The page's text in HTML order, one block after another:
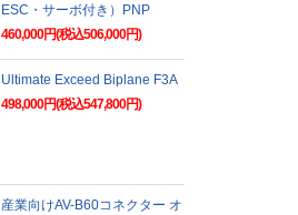
ESC・サーボ付き）PNP
460,000円(税込506,000円)
Ultimate Exceed Biplane F3A
498,000円(税込547,800円)
産業向けAV-B60コネクター オ